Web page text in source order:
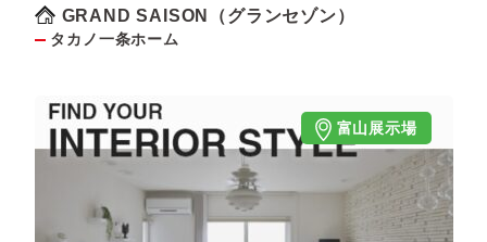
GRAND SAISON（グランセゾン）
タカノ一条ホーム
富山展示場